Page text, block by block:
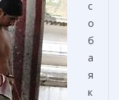
с
о
б
а
я
к